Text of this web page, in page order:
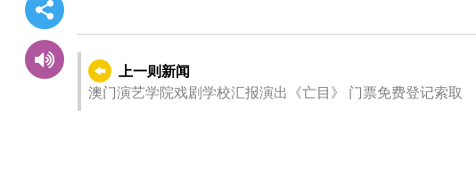
上一则新闻
澳门演艺学院戏剧学校汇报演出《亡目》 门票免费登记索取